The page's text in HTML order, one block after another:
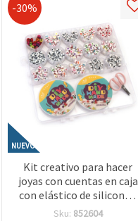
-30%
NUEVO
Kit creativo para hacer
joyas con cuentas en caja
con elástico de silicona y
tijeras – Colores surtidos
Sku: 852604